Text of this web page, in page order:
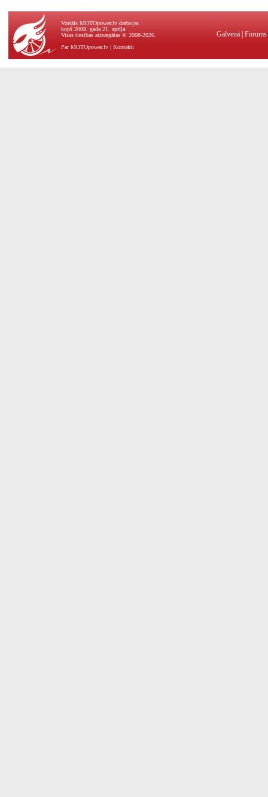
Vortāls MOTOpower.lv darbojas
kopš 2008. gada 21. aprīļa.
Visas tiesības aizsargātas © 2008-2026.
Par MOTOpower.lv | Kontakti
Galvenā Forums